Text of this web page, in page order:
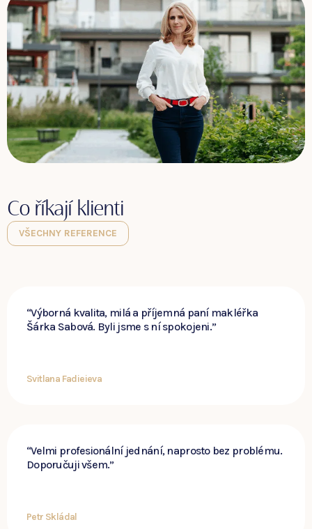
Co říkají klienti
VŠECHNY REFERENCE
“Výborná kvalita, milá a příjemná paní makléřka
Šárka Sabová. Byli jsme s ní spokojeni.”
Svitlana Fadieieva
“Velmi profesionální jednání, naprosto bez problému.
Doporučuji všem.”
Petr Skládal